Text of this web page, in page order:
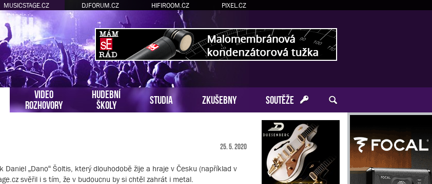
MUSICSTAGE.CZ DJFORUM.CZ HIFIROOM.CZ PIXEL.CZ
VIDEO
ROZHOVORY
HUDEBNÍ
ŠKOLY
STUDIA ZKUŠEBNY SOUTĚŽE
25. 5. 2020
Daniel „Dano“ Šoltis, který dlouhodobě žije a hraje v Česku (například v
svěřil i s tím, že v budoucnu by si chtěl zahrát i metal.